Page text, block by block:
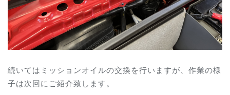
続いてはミッションオイルの交換を行いますが、作業の様
子は次回にご紹介致します。